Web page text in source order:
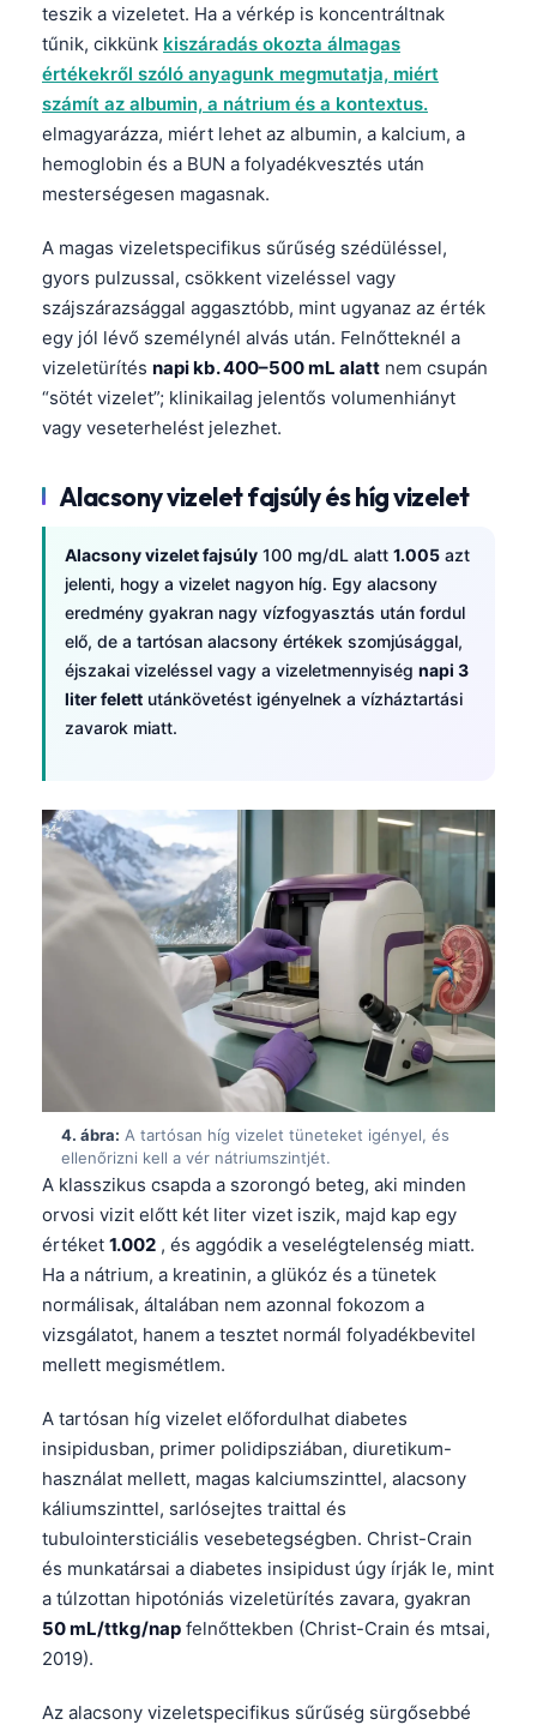
teszik a vizeletet. Ha a vérkép is koncentráltnak
tűnik, cikkünk kiszáradás okozta álmagas
értékekről szóló anyagunk megmutatja, miért
számít az albumin, a nátrium és a kontextus.
elmagyarázza, miért lehet az albumin, a kalcium, a
hemoglobin és a BUN a folyadékvesztés után
mesterségesen magasnak.
A magas vizeletspecifikus sűrűség szédüléssel,
gyors pulzussal, csökkent vizeléssel vagy
szájszárazsággal aggasztóbb, mint ugyanaz az érték
egy jól lévő személynél alvás után. Felnőtteknél a
vizeletürítés napi kb. 400–500 mL alatt nem csupán
“sötét vizelet”; klinikailag jelentős volumenhiányt
vagy veseterhelést jelezhet.
Alacsony vizelet fajsúly és híg vizelet
Alacsony vizelet fajsúly 100 mg/dL alatt 1.005 azt
jelenti, hogy a vizelet nagyon híg. Egy alacsony
eredmény gyakran nagy vízfogyasztás után fordul
elő, de a tartósan alacsony értékek szomjúsággal,
éjszakai vizeléssel vagy a vizeletmennyiség napi 3
liter felett utánkövetést igényelnek a vízháztartási
zavarok miatt.
4. ábra: A tartósan híg vizelet tüneteket igényel, és
ellenőrizni kell a vér nátriumszintjét.
A klasszikus csapda a szorongó beteg, aki minden
orvosi vizit előtt két liter vizet iszik, majd kap egy
értéket 1.002 , és aggódik a veselégtelenség miatt.
Ha a nátrium, a kreatinin, a glükóz és a tünetek
normálisak, általában nem azonnal fokozom a
vizsgálatot, hanem a tesztet normál folyadékbevitel
mellett megismétlem.
A tartósan híg vizelet előfordulhat diabetes
insipidusban, primer polidipsziában, diuretikum-
használat mellett, magas kalciumszinttel, alacsony
káliumszinttel, sarlósejtes traittal és
tubulointersticiális vesebetegségben. Christ-Crain
és munkatársai a diabetes insipidust úgy írják le, mint
a túlzottan hipotóniás vizeletürítés zavara, gyakran
50 mL/ttkg/nap felnőttekben (Christ-Crain és mtsai,
2019).
Az alacsony vizeletspecifikus sűrűség sürgősebbé